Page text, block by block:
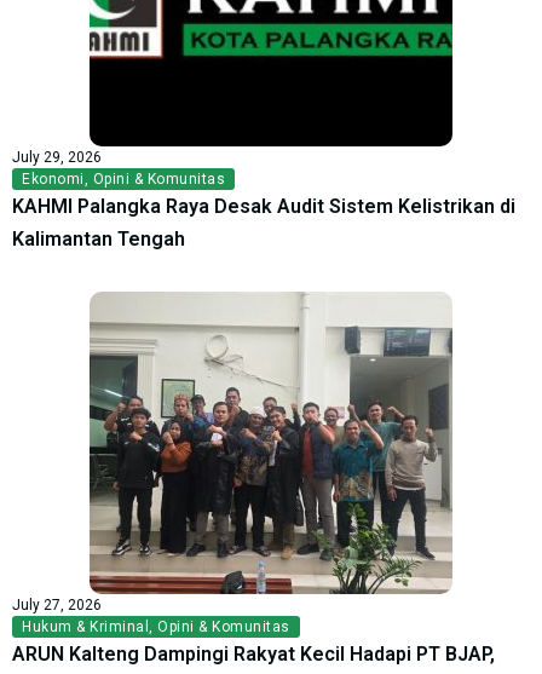
July 29, 2026
Ekonomi
Opini & Komunitas
KAHMI Palangka Raya Desak Audit Sistem Kelistrikan di
Kalimantan Tengah
July 27, 2026
Hukum & Kriminal
Opini & Komunitas
ARUN Kalteng Dampingi Rakyat Kecil Hadapi PT BJAP,